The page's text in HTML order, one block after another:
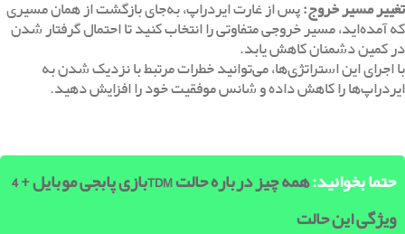
تغییر مسیر خروج:پس از غارت ایردراپ، به‌جای بازگشت از همان مسیری
که آمده‌اید، مسیر خروجی متفاوتی را انتخاب کنید تا احتمال گرفتار شدن
در کمین دشمنان کاهش یابد.
با اجرای این استراتژی‌ها، می‌توانید خطرات مرتبط با نزدیک شدن به
ایردراپ‌ها را کاهش داده و شانس موفقیت خود را افزایش دهید.
حتما بخوانید:
همه چیز درباره حالت TDMبازی پابجی موبایل + 4
ویژگی این حالت